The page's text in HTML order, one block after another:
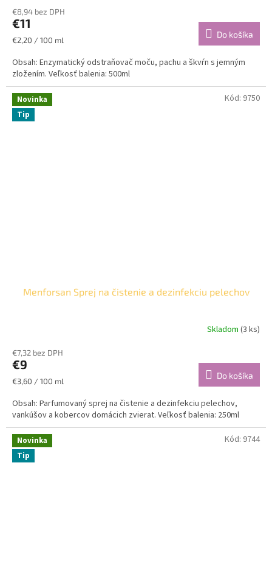
€8,94 bez DPH
€11
Jednotková
€2,20 / 100 ml
Do košíka
Obsah: Enzymatický odstraňovač moču, pachu a škvŕn s jemným
zložením. Veľkosť balenia: 500ml
Novinka
Tip
Menforsan Sprej na čistenie a dezinfekciu pelechov
Skladom (3 ks)
€7,32 bez DPH
€9
Jednotková
€3,60 / 100 ml
Do košíka
Obsah: Parfumovaný sprej na čistenie a dezinfekciu pelechov,
vankúšov a kobercov domácich zvierat. Veľkosť balenia: 250ml
Kód: 9750
Novinka
Tip
Kód: 9744